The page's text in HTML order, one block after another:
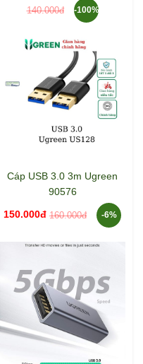
140.000đ -100%
Cáp USB 3.0 3m Ugreen
90576
150.000đ 160.000đ -6%